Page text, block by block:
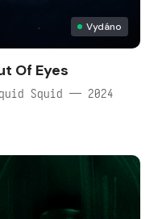
Vydáno
Of Eyes
Squid — 2024